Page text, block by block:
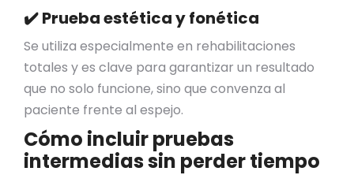
✔️ Prueba estética y fonética
Se utiliza especialmente en rehabilitaciones
totales y es clave para garantizar un resultado
que no solo funcione, sino que convenza al
paciente frente al espejo.
Cómo incluir pruebas
intermedias sin perder tiempo